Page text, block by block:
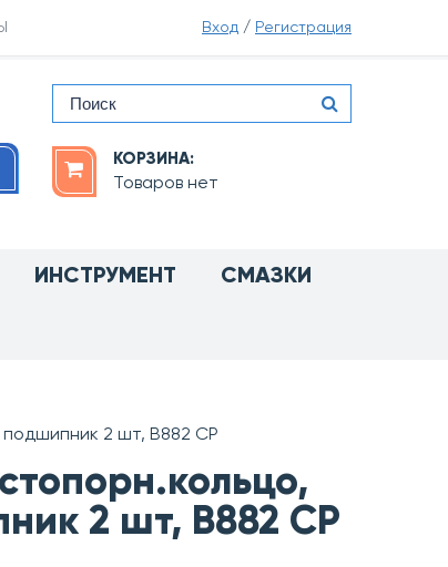
Вход / Регистрация
КОРЗИНА:
Товаров нет
ИНСТРУМЕНТ СМАЗКИ
2 шт, B882 CP
2 шт, B882 CP